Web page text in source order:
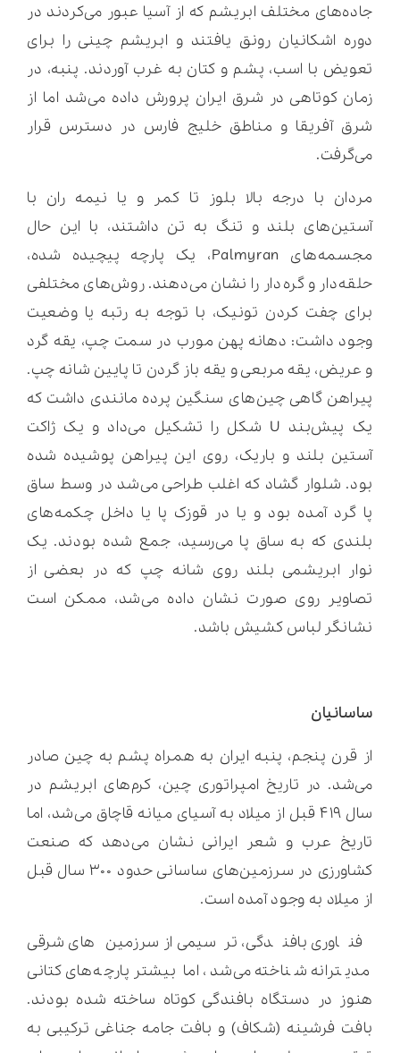
جاده‌های مختلف ابریشم که از آسیا عبور می‌کردند در
دوره اشکانیان رونق یافتند و ابریشم چینی را برای
تعویض با اسب، پشم و کتان به غرب آوردند. پنبه، در
زمان کوتاهی در شرق ایران پرورش داده می‌شد اما از
شرق آفریقا و مناطق خلیج فارس در دسترس قرار
می‌گرفت.
مردان با درجه بالا بلوز تا کمر و یا نیمه ران با
آستین‌های بلند و تنگ به تن داشتند، با این حال
مجسمه‌های Palmyran، یک پارچه پیچیده شده،
حلقه‌دار و گره‌دار را نشان می‌دهند. روش‌های مختلفی
برای چفت کردن تونیک، با توجه به رتبه یا وضعیت
وجود داشت: دهانه پهن مورب در سمت چپ، یقه گرد
و عریض، یقه مربعی و یقه باز گردن تا پایین شانه چپ.
پیراهن گاهی چین‌های سنگین پرده مانندی داشت که
یک پیش‌بند U شکل را تشکیل می‌داد و یک ژاکت
آستین بلند و باریک، روی این پیراهن پوشیده شده
بود. شلوار گشاد که اغلب طراحی می‌شد در وسط ساق
پا گرد آمده بود و یا در قوزک پا یا داخل چکمه‌های
بلندی که به ساق پا می‌رسید، جمع شده بودند. یک
نوار ابریشمی بلند روی شانه چپ که در بعضی از
تصاویر روی صورت نشان داده می‌شد، ممکن است
نشانگر لباس کشیش باشد.
ساسانیان
از قرن پنجم، پنبه ایران به همراه پشم به چین صادر
می‌شد. در تاریخ امپراتوری چین، کرم‌های ابریشم در
سال ۴۱۹ قبل از میلاد به آسیای میانه قاچاق می‌شد، اما
تاریخ عرب و شعر ایرانی نشان می‌دهد که صنعت
کشاورزی در سرزمین‌های ساسانی حدود ۳۰۰ سال قبل
از میلاد به وجود آمده است.
فناوری بافندگی، ترسیمی از سرزمین‌های شرقی
مدیترانه شناخته می‌شد، اما بیشتر پارچه‌های کتانی
هنوز در دستگاه بافندگی کوتاه ساخته شده بودند.
بافت فرشینه (شکاف) و بافت جامه جناغی ترکیبی به